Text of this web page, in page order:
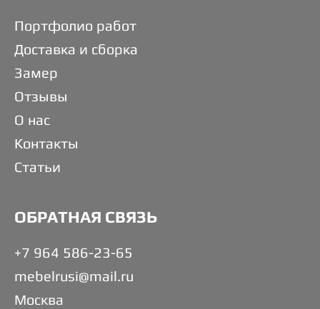
Портфолио работ
Доставка и сборка
Замер
Отзывы
О нас
Контакты
Статьи
ОБРАТНАЯ СВЯЗЬ
+7 964 586-23-65
mebelrusi@mail.ru
Москва